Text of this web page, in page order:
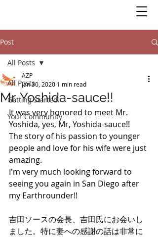
Post
All Posts
Getting Started
Your Community
All Posts
Mr. Yoshida-sauce!!
AZP
Jan 30, 2020 1 min read
It was very honored to meet Mr.
Yoshida, yes, Mr, Yoshida-sauce!!
The story of his passion to younger
people and love for his wife were just
amazing.
I'm very much looking forward to
seeing you again in San Diego after
my Earthrounder!!
吉田ソースの会長、吉田氏にお会いし
ました。特に妻への感謝の話は非常に